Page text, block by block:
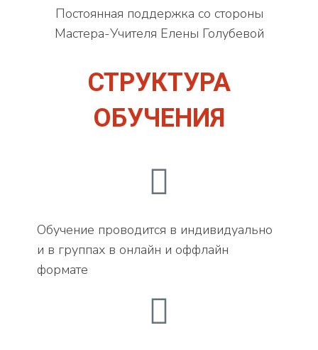
Постоянная поддержка со стороны
Мастера-Учителя Елены Голубевой
СТРУКТУРА
ОБУЧЕНИЯ
Обучение проводится в индивидуально
и в группах в онлайн и оффлайн
формате